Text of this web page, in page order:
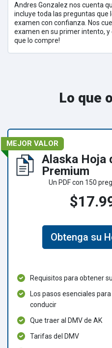
Andres Gonzalez nos cuenta
incluye toda las preguntas que
examen con confianza. Nos
examen en su primer intento,
que lo compre!
Lo que
MEJOR VALOR
Alaska Hoja
Premium
Un PDF con 150
Obtenga su
Requisitos para obtener
Los pasos esenciales
conducir
Que traer al DMV de AK
Tarifas del DMV